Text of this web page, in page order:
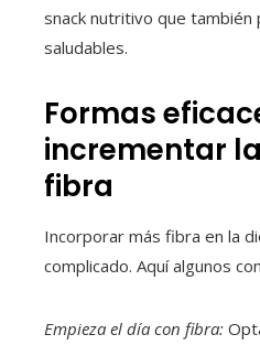
snack nutritivo que también
saludables.
Formas
incrementar
fibra
Incorporar más fibra en la
complicado. Aquí algunos
Empieza el día con fibra: